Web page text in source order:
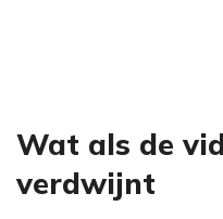
Wat als de
verdwijnt